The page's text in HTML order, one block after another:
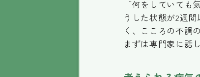
「何をしていて
うした状態が2週
く、こころの不調
まずは専門家に話